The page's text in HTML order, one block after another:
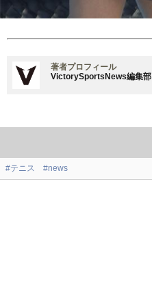
著者プロフィール
VictorySportsNews編集部
#テニス #news